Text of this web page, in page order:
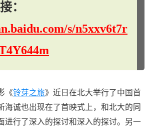
：
s/n5xxv6t7r
《铃芽之旅》近日在北大举行了中国首
海诚也出现在了首映式上，和北大的同
进行了深入的探讨和深入的探讨。另一